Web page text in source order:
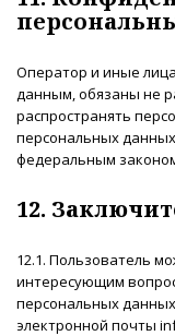
Оператор и иные
данным, обязаны не
распространять
персональных
федеральным
12.
12.1. Пользователь
интересующим
персональных
электронной почты